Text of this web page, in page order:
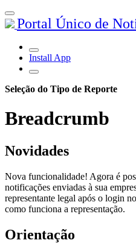
Portal Único de
Install App
Seleção do Tipo de Reporte
Breadcrumb
Novidades
Nova funcionalidade! Agora é
notificações enviadas à sua
representante legal após o login
como funciona a representação.
Orientação